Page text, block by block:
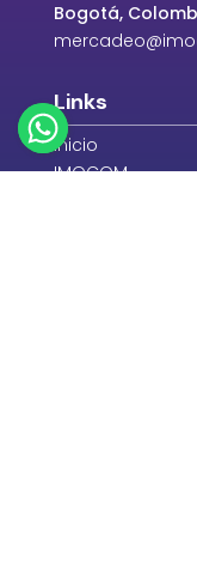
Bogotá,
Links
Inicio
IMOCOM